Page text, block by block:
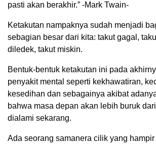
pasti akan berakhir.” -Mark Twain-
Ketakutan nampaknya sudah menjadi
sebagian besar dari kita: takut gagal,
diledek, takut miskin.
Bentuk-bentuk ketakutan ini pada
penyakit mental seperti kekhawatiran,
kesedihan dan sebagainya akibat
bahwa masa depan akan lebih buruk
dialami sekarang.
Ada seorang samanera cilik yang